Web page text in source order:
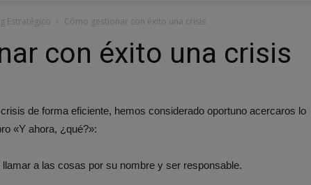
Estratégico Cómo gestionar con éxito una crisis
con éxito una crisis
de forma eficiente, hemos considerado oportuno acercaros lo
«Y ahora, ¿qué?»:
llamar a las cosas por su nombre y ser responsable.